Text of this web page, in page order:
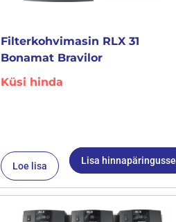
Filterkohvimasin RLX 31
Bonamat Bravilor
Küsi hinda
Loe lisa Lisa hinnapäringusse